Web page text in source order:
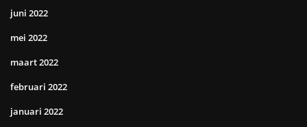
juni 2022
mei 2022
maart 2022
februari 2022
januari 2022